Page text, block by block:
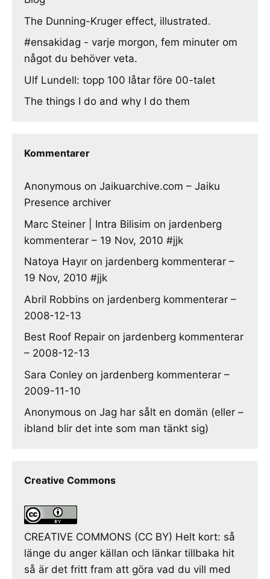
The Dunning-Kruger effect, illustrated.
#ensakidag - varje morgon, fem minuter om
något du behöver veta.
Ulf Lundell: topp 100 låtar före 00-talet
The things I do and why I do them
Kommentarer
Anonymous on Jaikuarchive.com – Jaiku
Presence archiver
Marc Steiner | Intra Bilisim on jardenberg
kommenterar – 19 Nov, 2010 #jjk
Natoya Hayır on jardenberg kommenterar –
19 Nov, 2010 #jjk
Abril Robbins on jardenberg kommenterar –
2008-12-13
Best Roof Repair on jardenberg kommenterar
– 2008-12-13
Sara Conley on jardenberg kommenterar –
2009-11-10
Anonymous on Jag har sålt en domän (eller –
ibland blir det inte som man tänkt sig)
Creative Commons
CREATIVE COMMONS (CC BY) Helt kort: så
länge du anger källan och länkar tillbaka hit
så är det fritt fram att göra vad du vill med